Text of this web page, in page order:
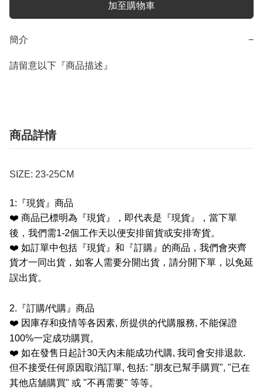
加至購物車
簡介 −
請留意以下『商品描述』
商品詳情
SIZE: 23-25CM
1: 『現貨』商品
❤️ 商品已標明為『現貨』，即代表是『現貨』，當下單
後，我們需1-2個工作天以便安排留貨或安排寄貨。
❤️ 如訂單中包括『現貨』和『訂購』的商品，我們會夾齊
貨才一同出貨，如客人需要分開出貨，請分開下單，以免延
誤出貨。
2. 『訂購/代購』商品
❤️ 因庫存和疫情等各因素, 所提供的代購服務, 不能保證
100%一定成功購買。
❤️ 如在發售日起計30天內未能成功代購, 我司會安排退款.
但不接受任何原因取消訂單, 包括: "朋友已幫手購買", "已在
其他店舖購買" 或 "不再需要" 等等。